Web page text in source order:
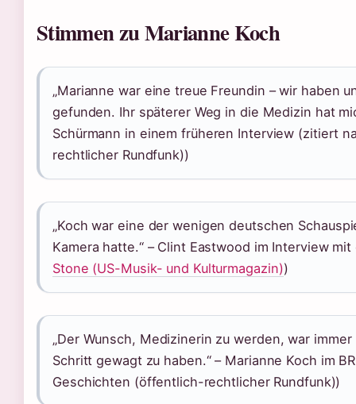
Stimmen zu Marianne Koch
„Marianne war eine treue Freundin – wir haben
gefunden. Ihr späterer Weg in die Medizin hat
Schürmann in einem früheren Interview (zitiert
rechtlicher Rundfunk))
„Koch war eine der wenigen deutschen
Kamera hatte.“ – Clint Eastwood im Interview
Stone (US-Musik- und Kulturmagazin))
„Der Wunsch, Medizinerin zu werden, war
Schritt gewagt zu haben.“ – Marianne Koch im
Geschichten (öffentlich-rechtlicher Rundfunk))